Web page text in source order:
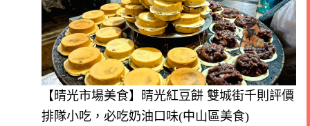
【晴光市場美食】晴光紅豆餅 雙城街千則評價
排隊小吃，必吃奶油口味(中山區美食)